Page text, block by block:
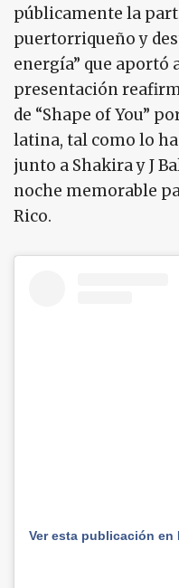
públicamente la
puertorriqueño y
energía” que aportó
presentación
de “Shape of You”
latina, tal como lo
junto a Shakira y J
noche memorable
Rico.
Ver esta publicación en